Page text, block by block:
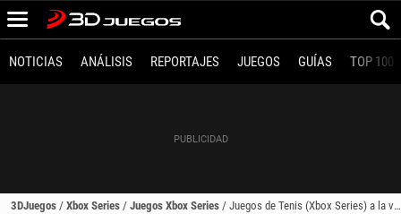
NOTICIAS ANÁLISIS REPORTAJES JUEGOS GUÍAS TOP 100
3DJuegos / Xbox Series / Juegos Xbox Series / Juegos de Tenis (Xbox Series) a la venta